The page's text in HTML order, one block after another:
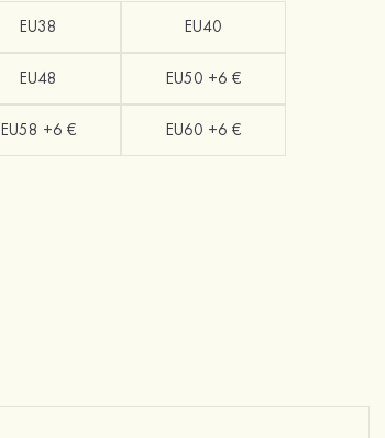
EU38 EU40
EU48 EU50 +6 €
EU58 +6 € EU60 +6 €